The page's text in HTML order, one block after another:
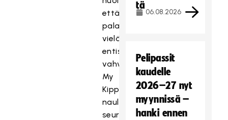
että
palaan
vielä
entistäkin
vahvempana,
My
Kippilä
naulaa
seuran
tä
06.08.2026
Pelipassit
kaudelle
2026–27 nyt
myynnissä –
hanki ennen